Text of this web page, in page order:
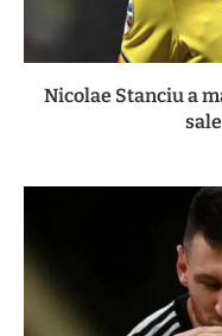
Nicolae Stanciu a